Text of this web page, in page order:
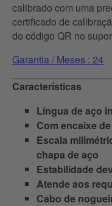
calibrado com uma
certificado de
do código QR no
Garantia / Meses : 24
Características
Língua de aço
Com encaixe
Escala
chapa de aço
Estabilidade
Atende aos
Cabo de